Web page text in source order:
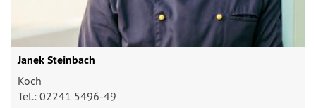
Janek Steinbach
Koch
Tel.: 02241 5496-49